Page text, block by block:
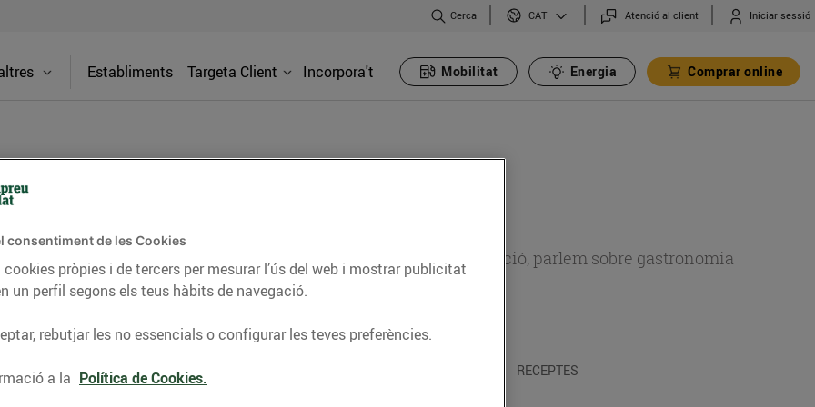
Cerca CAT Atenció al client Iniciar sessió
Establiments Targeta Client Incorpora't Mobilitat Energia Comprar online
consells nutricionals, informació d’actualitat sobre alimentació, parlem sobre gastronomia
del nostre territori i molts altres temes.
CONSELLS I HÀBITS SALUDABLES RECEPTES
consentiment de les Cookies
pròpies i de tercers per mesurar l’ús del web i mostrar publicitat
un perfil segons els teus hàbits de navegació.
rebutjar les no essencials o configurar les teves preferències.
a la Política de Cookies.